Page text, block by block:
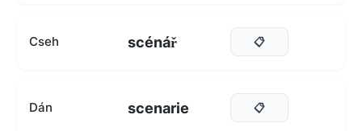
Cseh scénář 📋
Dán scenarie 📋